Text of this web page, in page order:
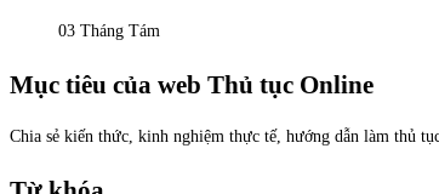
03 Tháng Tám
Mục tiêu của web Thủ tục Online
Chia sẻ kiến thức, kinh nghiệm thực tế, hướng dẫn làm thủ